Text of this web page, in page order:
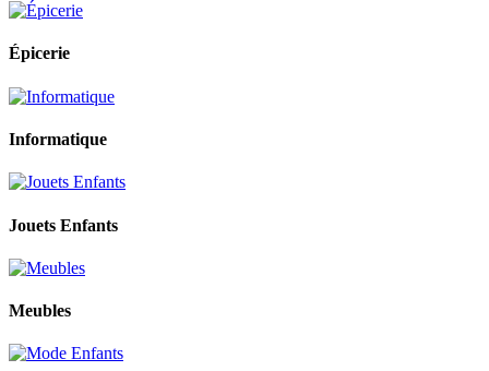
Épicerie
Informatique
Jouets Enfants
Meubles